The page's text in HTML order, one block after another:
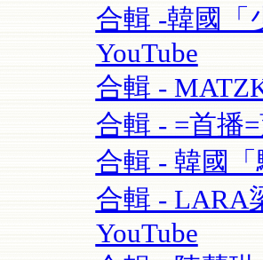
合輯 -韓國「
YouTube
合輯 -
合輯 - =首播
合輯 - 韓國「
合輯 - LARA
YouTube